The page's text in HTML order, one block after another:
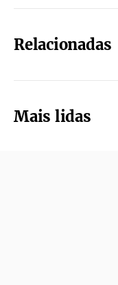
Relacionadas
Mais lidas